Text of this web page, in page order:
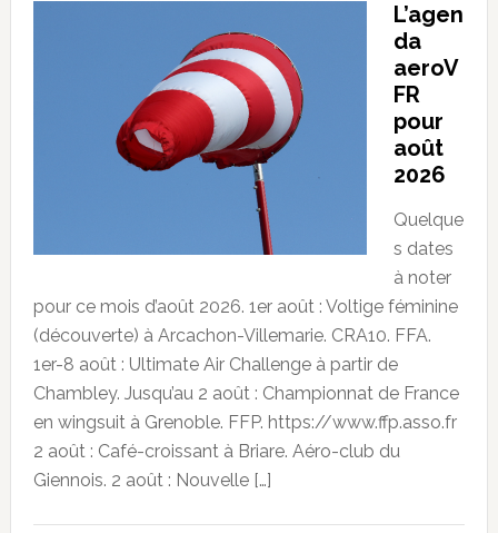
L’agen
da
aeroV
FR
pour
août
2026
Quelque
s dates
à noter
pour ce mois d’août 2026. 1er août : Voltige féminine
(découverte) à Arcachon-Villemarie. CRA10. FFA.
1er-8 août : Ultimate Air Challenge à partir de
Chambley. Jusqu’au 2 août : Championnat de France
en wingsuit à Grenoble. FFP. https://www.ffp.asso.fr
2 août : Café-croissant à Briare. Aéro-club du
Giennois. 2 août : Nouvelle […]